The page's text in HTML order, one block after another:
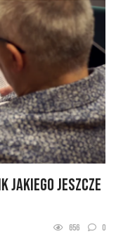
jakiego jeszcze
656 0